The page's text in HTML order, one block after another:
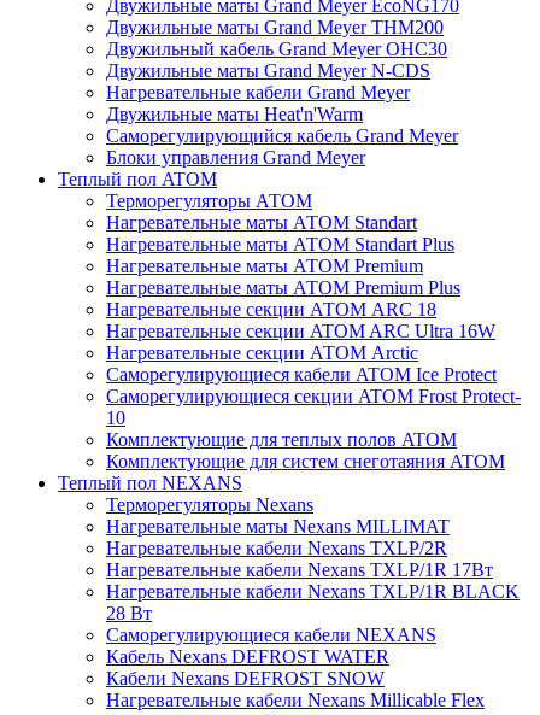
Двужильные маты Grand Meyer EcoNG170
Двужильные маты Grand Meyer THM200
Двужильный кабель Grand Meyer OHC30
Двужильные маты Grand Meyer N-CDS
Нагревательные кабели Grand Meyer
Двужильные маты Heat'n'Warm
Саморегулирующийся кабель Grand Meyer
Блоки управления Grand Meyer
Теплый пол ATOM
Терморегуляторы АТОМ
Нагревательные маты АТОМ Standart
Нагревательные маты АТОМ Standart Plus
Нагревательные маты АТОМ Premium
Нагревательные маты АТОМ Premium Plus
Нагревательные секции АТОМ ARC 18
Нагревательные секции ATOM ARC Ultra 16W
Нагревательные секции АТОМ Arctic
Саморегулирующиеся кабели ATOM Ice Protect
Саморегулирующиеся секции ATOM Frost Protect-
10
Комплектующие для теплых полов ATOM
Комплектующие для систем снеготаяния ATOM
Теплый пол NEXANS
Терморегуляторы Nexans
Нагревательные маты Nexans MILLIMAT
Нагревательные кабели Nexans TXLP/2R
Нагревательные кабели Nexans TXLP/1R 17Вт
Нагревательные кабели Nexans TXLP/1R BLACK
28 Вт
Саморегулирующиеся кабели NEXANS
Кабель Nexans DEFROST WATER
Кабели Nexans DEFROST SNOW
Нагревательные кабели Nexans Millicable Flex